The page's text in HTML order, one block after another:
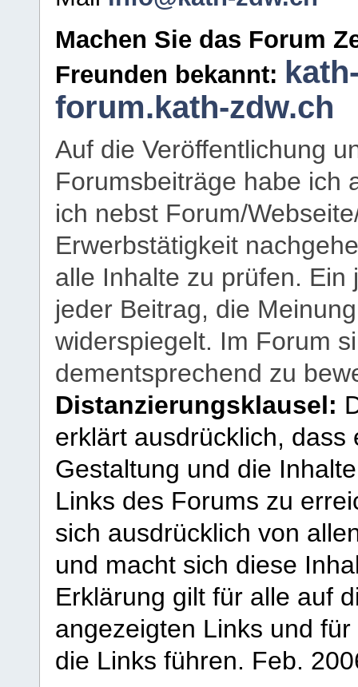
Machen Sie das Forum
Freunden bekannt:
forum.kath-zdw.ch
Auf die Veröffentlichung
Forumsbeiträge habe ich
ich nebst Forum/
Erwerbstätigkeit
alle Inhalte zu prüfen.
jeder Beitrag, die
widerspiegelt. Im Forum
dementsprechend zu
Distanzierungsklausel:
erklärt ausdrücklich,
Gestaltung und die
Links des Forums zu
sich ausdrücklich von
und macht sich diese
Erklärung gilt für alle auf
angezeigten Links und
die Links führen. Feb.